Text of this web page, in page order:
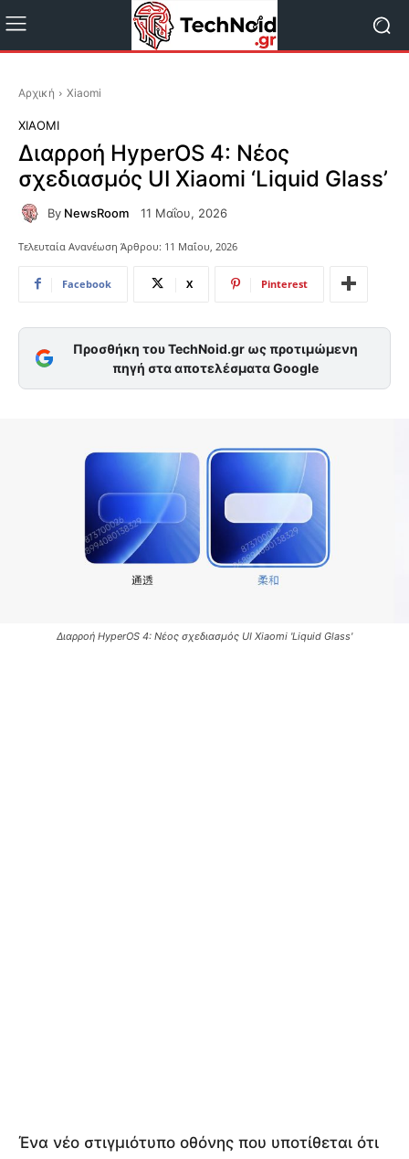
Αρχική Xiaomi
XIAOMI
Διαρροή HyperOS 4: Νέος
σχεδιασμός UI Xiaomi ‘Liquid Glass’
By NewsRoom 11 Μαΐου, 2026
Τελευταία Ανανέωση Άρθρου: 11 Μαΐου, 2026
Facebook X Pinterest
Προσθήκη του TechNoid.gr ως προτιμώμενη
πηγή στα αποτελέσματα Google
Διαρροή HyperOS 4: Νέος σχεδιασμός UI Xiaomi 'Liquid Glass'
Ένα νέο στιγμιότυπο οθόνης που υποτίθεται ότι